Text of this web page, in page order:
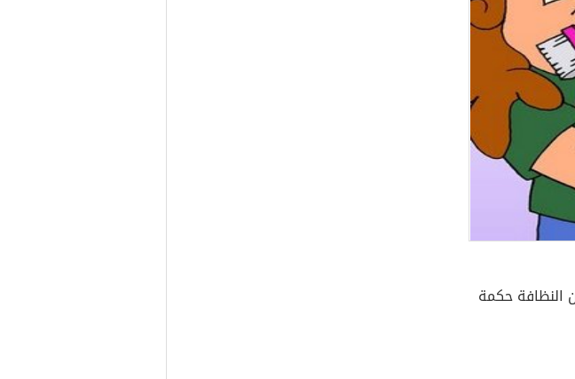
النظافة حكمة